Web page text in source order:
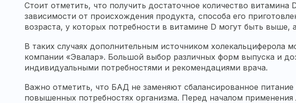
Стоит отметить, что получить достаточное количество
зависимости от происхождения продукта, способа его
возраста, у которых потребности в витамине D могут быть
В таких случаях дополнительным источником холекальциферола
компании «Эвалар». Большой выбор различных форм выпуска и
индивидуальными потребностями и рекомендациями врача.
Важно отметить, что БАД не заменяют сбалансированное
повышенных потребностях организма. Перед началом